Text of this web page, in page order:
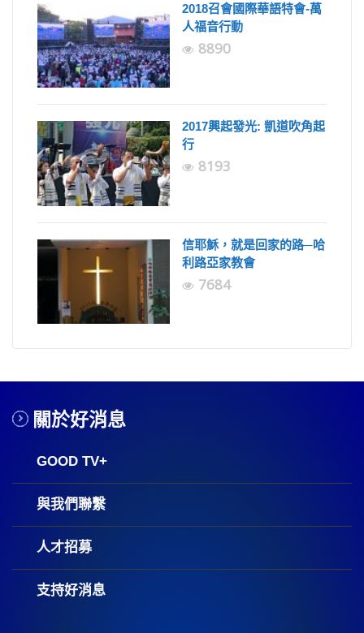
2018召會國際華語特會-萬
人福音行動
8890
2017興起發光: 凱道吹角起
行
8193
信耶穌，就是回家的路─哈
利路亞家教會
7684
關於好消息
GOOD TV+
與我們聯繫
人才招募
支持好消息